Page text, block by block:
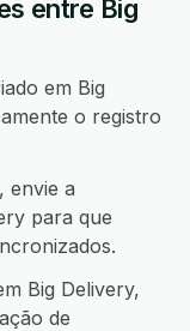
entre Big
em Big
o registro
envie a
para que
Big Delivery,
de